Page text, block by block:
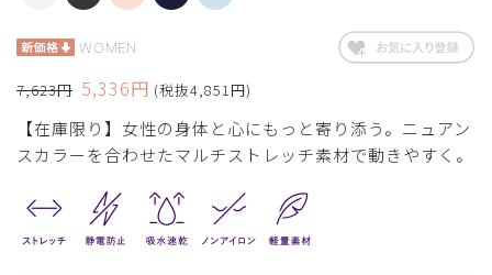
WOMEN
7,623円 5,336円 (税抜4,851円)
【在庫限り】女性の身体と心にもっと寄り添う。ニュアン
スカラーを合わせたマルチストレッチ素材で動きやすく。